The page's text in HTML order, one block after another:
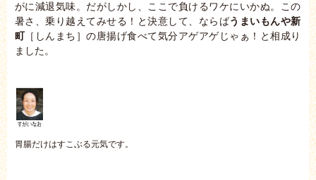
がに減退気味。だがしかし、ここで負けるワケにいかぬ。この
暑さ、乗り越えてみせる！と決意して、ならばうまいもんや新
町［しんまち］の唐揚げ食べて気分アゲアゲじゃぁ！と相成り
ました。
胃腸だけはすこぶる元気です。